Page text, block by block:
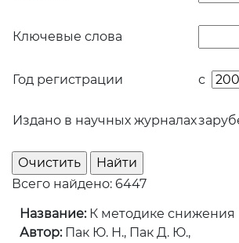
Ключевые слова
Год регистрации с
Издано в научных журналах
Всего найдено: 6447
Название:К методике снижения
Автор:Пак Ю. Н., Пак Д. Ю.,